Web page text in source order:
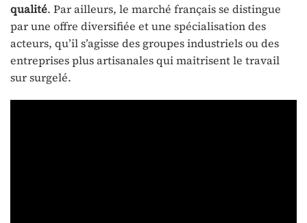
qualité. Par ailleurs, le marché français se distingue
par une offre diversifiée et une spécialisation des
acteurs, qu’il s’agisse des groupes industriels ou des
entreprises plus artisanales qui maitrisent le travail
sur surgelé.